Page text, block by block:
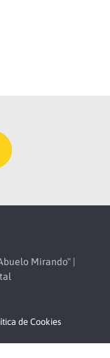
Mirando" |
de Cookies